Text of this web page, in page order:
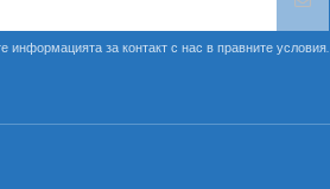
за контакт с нас в правните условия.